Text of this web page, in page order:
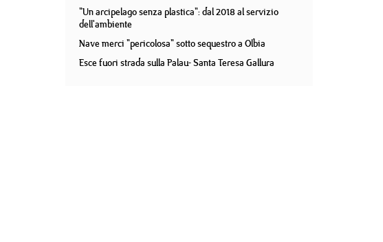
"Un arcipelago senza plastica": dal 2018 al servizio
dell'ambiente
Nave merci "pericolosa" sotto sequestro a Olbia
Esce fuori strada sulla Palau- Santa Teresa Gallura